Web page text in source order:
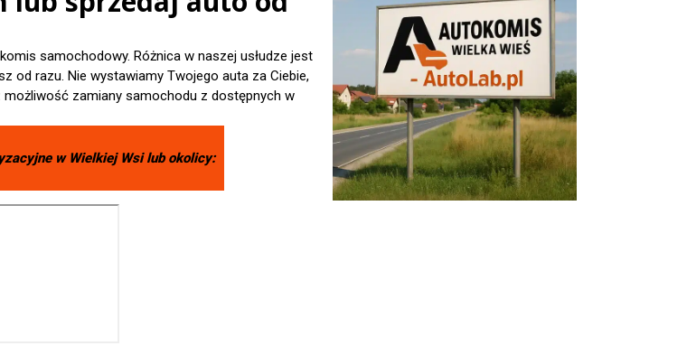
samochodowy. Różnica w naszej usłudze jest
od razu. Nie wystawiamy Twojego auta za Ciebie,
możliwość zamiany samochodu z dostępnych w
w Wielkiej Wsilub okolicy: